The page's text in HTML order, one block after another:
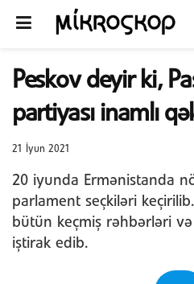
Peskov deyir ki,
partiyası inamlı
21 İyun 2021
20 iyunda Ermənistanda
parlament seçkiləri
bütün keçmiş rəhbərləri və
iştirak edib.